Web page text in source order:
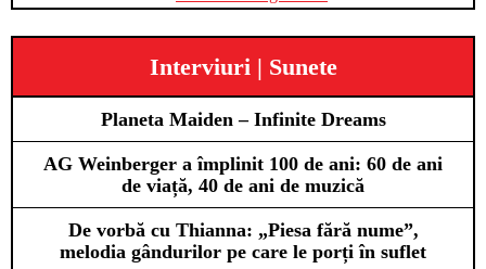
Interviuri | Sunete
Planeta Maiden – Infinite Dreams
AG Weinberger a împlinit 100 de ani: 60 de ani
de viață, 40 de ani de muzică
De vorbă cu Thianna: „Piesa fără nume”,
melodia gândurilor pe care le porți în suflet